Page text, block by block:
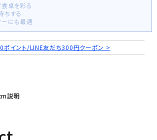
卓を彩る
ちする
ーにも最適
ポイント/LINE友だち300円クーポン >
説明